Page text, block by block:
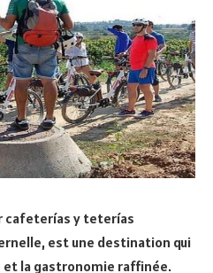
cafeterías y teterías
est une destination qui
et la gastronomie raffinée.